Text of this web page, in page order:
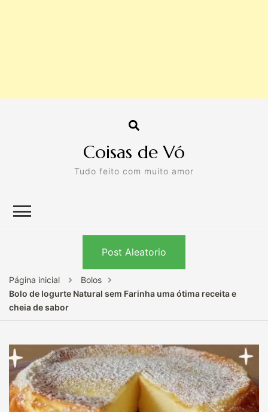
Coisas de Vó
Tudo feito com muito amor
Post Aleatorio
Página inicial
Bolos
Bolo de Iogurte Natural sem Farinha uma ótima receita e
cheia de sabor